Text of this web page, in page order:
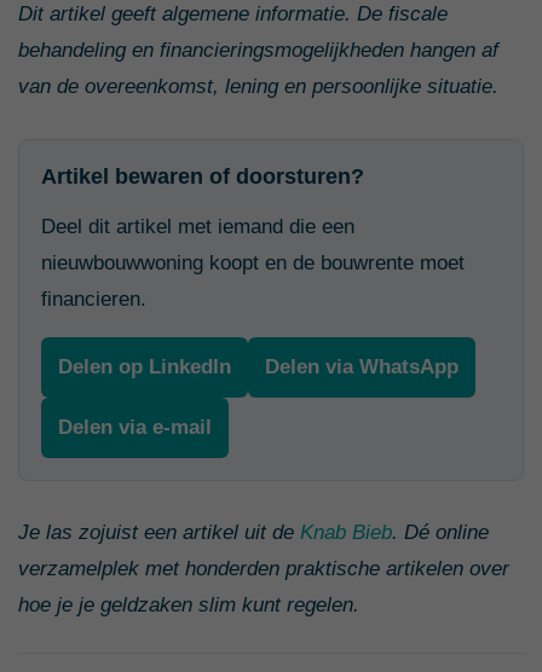
Dit artikel geeft algemene informatie. De fiscale
behandeling en financieringsmogelijkheden hangen af
van de overeenkomst, lening en persoonlijke situatie.
Artikel bewaren of doorsturen?
Deel dit artikel met iemand die een
nieuwbouwwoning koopt en de bouwrente moet
financieren.
Delen op LinkedIn Delen via WhatsApp
Delen via e-mail
Je las zojuist een artikel uit de Knab Bieb. Dé online
verzamelplek met honderden praktische artikelen over
hoe je je geldzaken slim kunt regelen.